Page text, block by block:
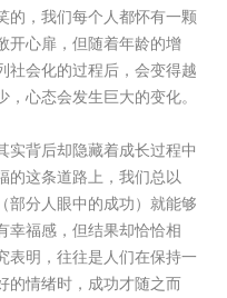
的，我们每个人都怀有一颗
开心扉，但随着年龄的增
社会化的过程后，会变得越
心态会发生巨大的变化。
实背后却隐藏着成长过程中
的这条道路上，我们总以
部分人眼中的成功）就能够
幸福感，但结果却恰恰相
表明，往往是人们在保持一
的情绪时，成功才随之而